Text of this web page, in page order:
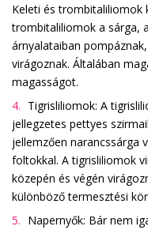
Keleti és trombitaliliomok
trombitaliliomok a sárga,
árnyalataiban
virágoznak. Általában
magasságot.
Tigrisliliomok: A
jellegzetes pettyes
jellemzően narancssárga
foltokkal. A tigrisliliomok
közepén és végén
különböző termesztési
Napernyők: Bár nem